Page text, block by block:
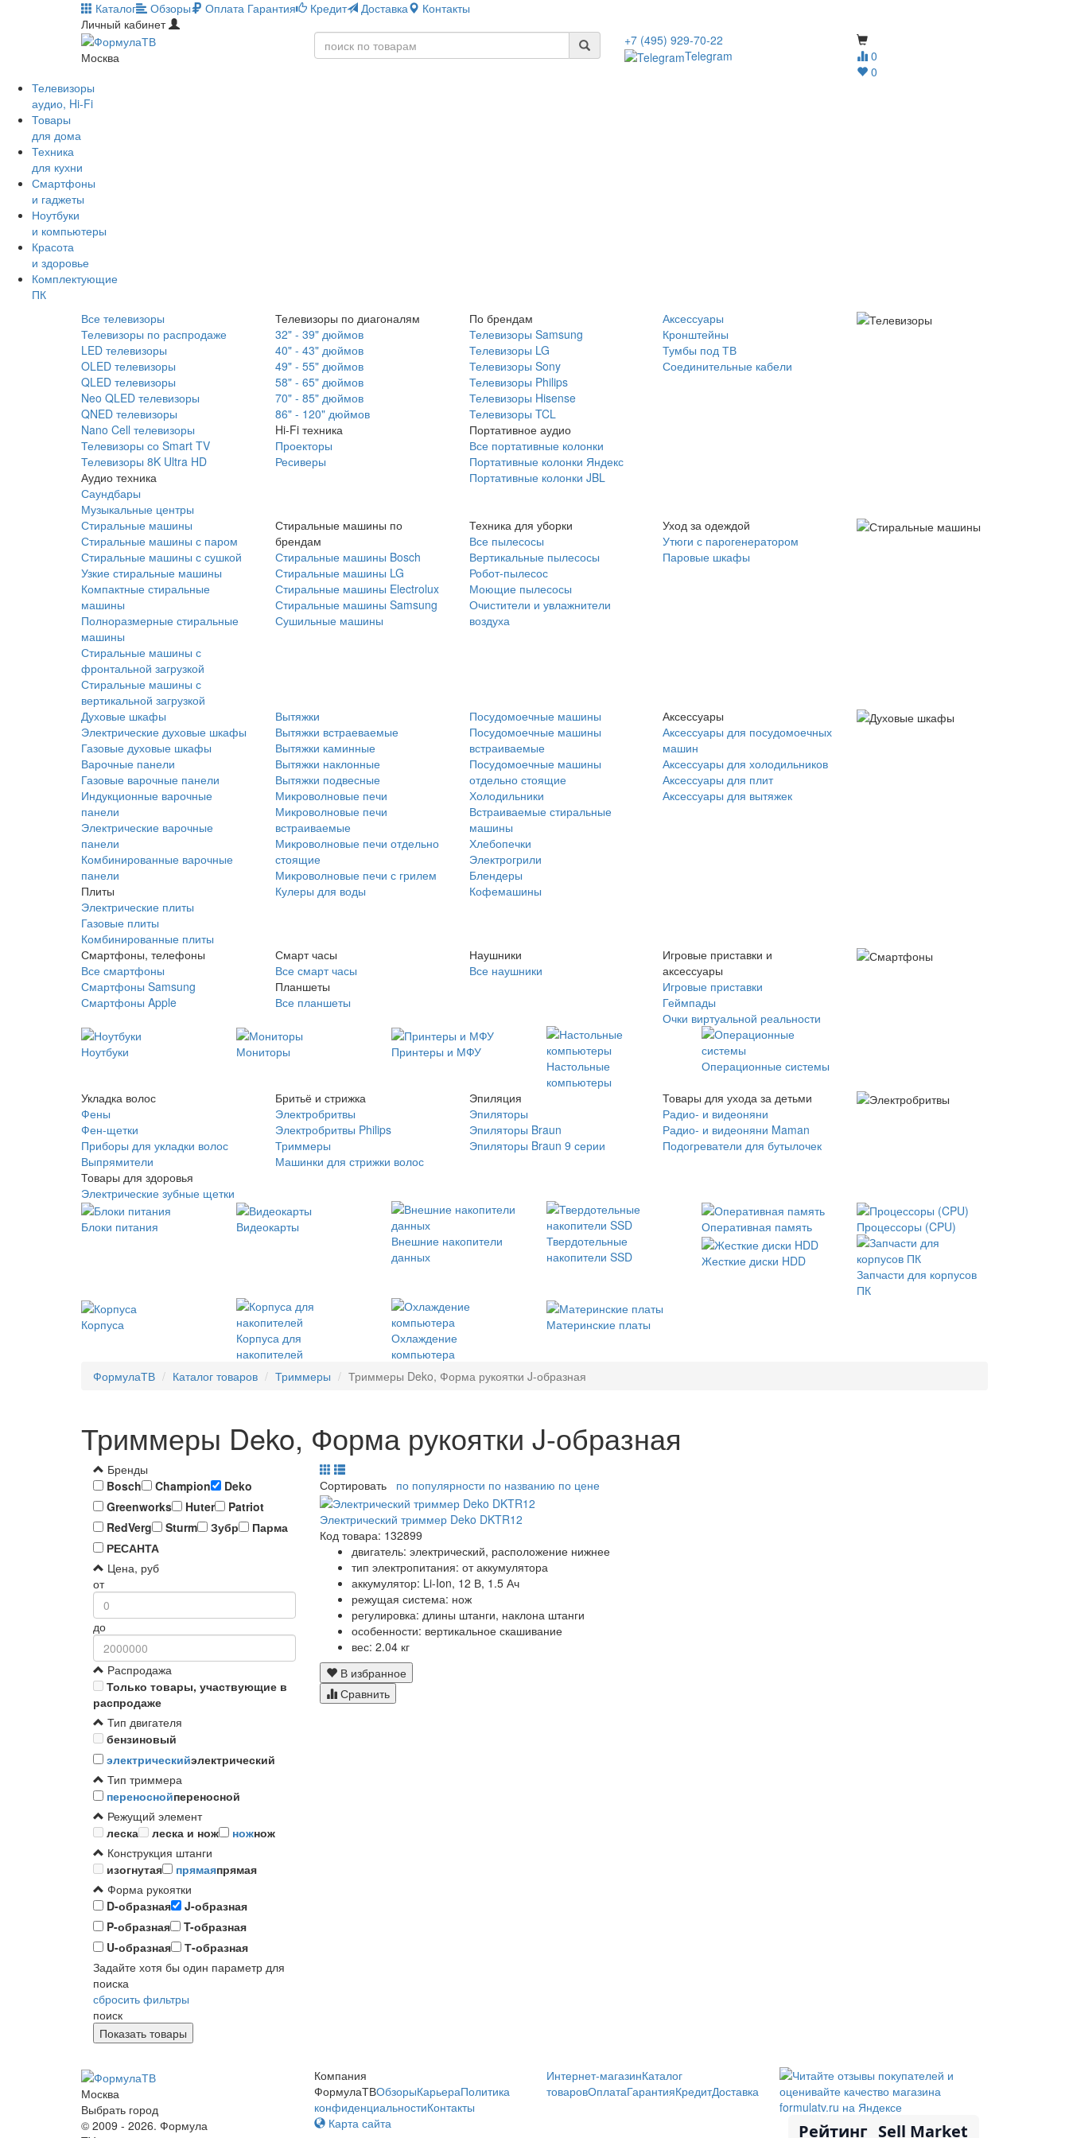
Каталог Обзоры Оплата Гарантия Кредит Доставка
Контакты
Личный кабинет
Москва
0
0
+7 (495) 929-70-22
Telegram
Телевизоры
аудио, Hi-Fi
Товары
для дома
Техника
для кухни
Смартфоны
и гаджеты
Ноутбуки
и компьютеры
Красота
и здоровье
Комплектующие
ПК
Все телевизоры
Телевизоры по распродаже
LED телевизоры
OLED телевизоры
QLED телевизоры
Neo QLED телевизоры
QNED телевизоры
Nano Cell телевизоры
Телевизоры со Smart TV
Телевизоры 8K Ultra HD
Аудио техника
Саундбары
Музыкальные центры
Телевизоры по диагоналям
32" - 39" дюймов
40" - 43" дюймов
49" - 55" дюймов
58" - 65" дюймов
70" - 85" дюймов
86" - 120" дюймов
Hi-Fi техника
Проекторы
Ресиверы
По брендам
Телевизоры Samsung
Телевизоры LG
Телевизоры Sony
Телевизоры Philips
Телевизоры Hisense
Телевизоры TCL
Портативное аудио
Все портативные колонки
Портативные колонки Яндекс
Портативные колонки JBL
Аксессуары
Кронштейны
Тумбы под ТВ
Соединительные кабели
Стиральные машины
Стиральные машины с паром
Стиральные машины с сушкой
Узкие стиральные машины
Компактные стиральные
машины
Полноразмерные стиральные
машины
Стиральные машины с
фронтальной загрузкой
Стиральные машины с
вертикальной загрузкой
Стиральные машины по
брендам
Стиральные машины Bosch
Стиральные машины LG
Стиральные машины Electrolux
Стиральные машины Samsung
Сушильные машины
Техника для уборки
Все пылесосы
Вертикальные пылесосы
Робот-пылесос
Моющие пылесосы
Очистители и увлажнители
воздуха
Уход за одеждой
Утюги с парогенератором
Паровые шкафы
Духовые шкафы
Электрические духовые шкафы
Газовые духовые шкафы
Варочные панели
Газовые варочные панели
Индукционные варочные
панели
Электрические варочные
панели
Комбинированные варочные
панели
Плиты
Электрические плиты
Газовые плиты
Комбинированные плиты
Вытяжки
Вытяжки встраеваемые
Вытяжки каминные
Вытяжки наклонные
Вытяжки подвесные
Микроволновые печи
Микроволновые печи
встраиваемые
Микроволновые печи отдельно
стоящие
Микроволновые печи с грилем
Кулеры для воды
Посудомоечные машины
Посудомоечные машины
встраиваемые
Посудомоечные машины
отдельно стоящие
Холодильники
Встраиваемые стиральные
машины
Хлебопечки
Электрогрили
Блендеры
Кофемашины
Аксессуары
Аксессуары для посудомоечных
машин
Аксессуары для холодильников
Аксессуары для плит
Аксессуары для вытяжек
Смартфоны, телефоны
Все смартфоны
Смартфоны Samsung
Смартфоны Apple
Смарт часы
Все смарт часы
Планшеты
Все планшеты
Наушники
Все наушники
Игровые приставки и
аксессуары
Игровые приставки
Геймпады
Очки виртуальной реальности
Ноутбуки Мониторы
Принтеры и МФУ
Настольные
компьютеры
Операционные системы
Укладка волос
Фены
Фен-щетки
Приборы для укладки волос
Выпрямители
Товары для здоровья
Электрические зубные щетки
Бритьё и стрижка
Электробритвы
Электробритвы Philips
Триммеры
Машинки для стрижки волос
Эпиляция
Эпиляторы
Эпиляторы Braun
Эпиляторы Braun 9 серии
Товары для ухода за детьми
Радио- и видеоняни
Радио- и видеоняни Maman
Подогреватели для бутылочек
Блоки питания
Видеокарты
Внешние накопители
данных
Твердотельные
накопители SSD
Оперативная память Процессоры (CPU)
Жесткие диски HDD
Запчасти для корпусов
ПК
Корпуса
Корпуса для
накопителей
Охлаждение
компьютера
Материнские платы
ФормулаТВ Каталог товаров Триммеры Триммеры Deko, Форма рукоятки J-образная
Триммеры Deko, Форма рукоятки J-образная
Бренды
Bosch
Champion
Deko
Greenworks
Huter
Patriot
RedVerg
Sturm Зубр
Парма
РЕСАНТА
Цена, руб
от
до
Распродажа
Только товары, участвующие в
распродаже
Тип двигателя
бензиновый
электрическийэлектрический
Тип триммера
переноснойпереносной
Режущий элемент
леска
леска и нож ножнож
Конструкция штанги
изогнутая
прямаяпрямая
Форма рукоятки
D-образная
J-образная
P-образная
T-образная
U-образная
Т-образная
Задайте хотя бы один параметр для
поиска
сбросить фильтры
поиск
Сортировать по популярности по названию по цене
Электрический триммер Deko DKTR12
Код товара: 132899
двигатель: электрический, расположение нижнее
тип электропитания: от аккумулятора
аккумулятор: Li-Ion, 12 В, 1.5 Ач
режущая система: нож
регулировка: длины штанги, наклона штанги
особенности: вертикальное скашивание
вес: 2.04 кг
В избранное
Сравнить
Москва
Выбрать город
© 2009 - 2026. Формула
Компания
ФормулаТВОбзорыКарьераПолитика
конфиденциальностиКонтакты
Интернет-магазинКаталог
товаровОплатаГарантияКредитДоставка
Карта сайта
Рейтинг Sell Market